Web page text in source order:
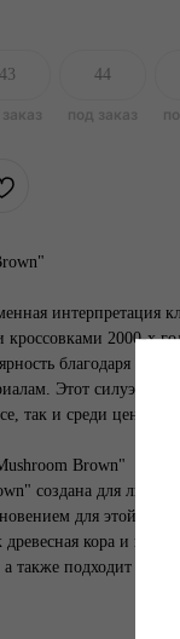
43 44
интерпретация
кроссовками 2000-х
благодаря
Этот силуэт
так и среди
Brown"
создана для
для этой
кора и грибы
а также подходит